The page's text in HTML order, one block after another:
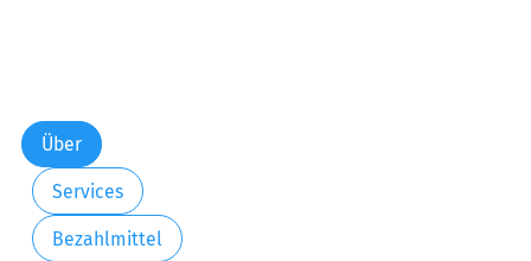
Über
Services
Bezahlmittel